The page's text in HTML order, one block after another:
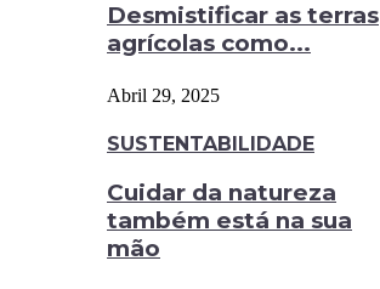
Desmistificar as terras
agrícolas como...
Abril 29, 2025
SUSTENTABILIDADE
Cuidar da natureza
também está na sua
mão